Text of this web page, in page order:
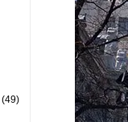
(49)